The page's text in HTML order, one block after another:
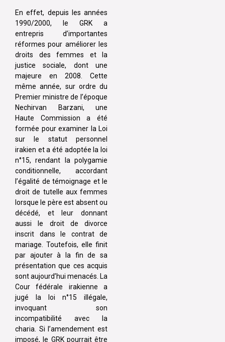
En effet, depuis les années
1990/2000, le GRK a
entrepris d’importantes
réformes pour améliorer les
droits des femmes et la
justice sociale, dont une
majeure en 2008. Cette
même année, sur ordre du
Premier ministre de l’époque
Nechirvan Barzani, une
Haute Commission a été
formée pour examiner la Loi
sur le statut personnel
irakien et a été adoptée la loi
n°15, rendant la polygamie
conditionnelle, accordant
l’égalité de témoignage et le
droit de tutelle aux femmes
lorsque le père est absent ou
décédé, et leur donnant
aussi le droit de divorce
inscrit dans le contrat de
mariage. Toutefois, elle finit
par ajouter à la fin de sa
présentation que ces acquis
sont aujourd’hui menacés. La
Cour fédérale irakienne a
jugé la loi n°15 illégale,
invoquant son
incompatibilité avec la
charia. Si l’amendement est
imposé, le GRK pourrait être